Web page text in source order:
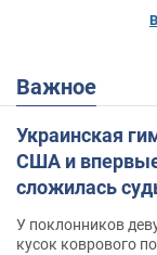
Важное
Украинская
США и
сложилась
У поклонников
кусок коврового